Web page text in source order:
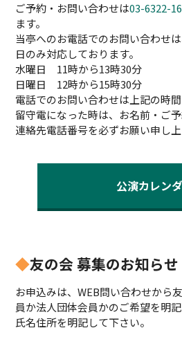
ご予約・お問い合わせは03-6322-
ます。
当亭へのお電話でのお問い合わせ
日のみ対応しております。
水曜日 11時から13時30分
日曜日 12時から15時30分
電話でのお問い合わせは上記の時
留守電になった時は、お名前・ご
連絡先電話番号を必ずお願い申し上
公演カレン
◆友の会 募集のお知らせ
お申込みは、WEB問い合わせから
員か法人団体会員かのご希望を明
氏名住所を明記して下さい。